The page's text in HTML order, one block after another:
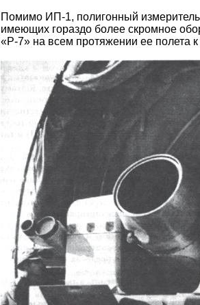
Помимо ИП-1, полигонный
имеющих гораздо более скромное
«Р-7» на всем протяжении ее полета к